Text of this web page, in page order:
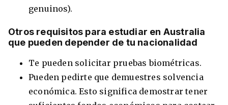
genuinos).
Otros requisitos para estudiar en Australia
que pueden depender de tu nacionalidad
Te pueden solicitar pruebas biométricas.
Pueden pedirte que demuestres solvencia
económica. Esto significa demostrar tener